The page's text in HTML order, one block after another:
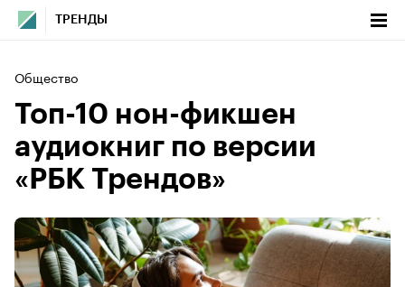
ТРЕНДЫ
Общество
Топ-10 нон-фикшен
аудиокниг по версии
«РБК Трендов»